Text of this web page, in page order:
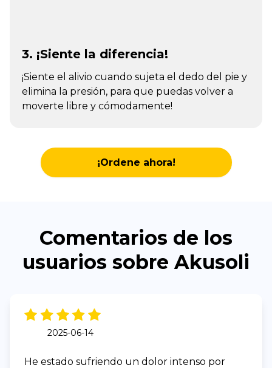
3. ¡Siente la diferencia!
¡Siente el alivio cuando sujeta el dedo del pie y
elimina la presión, para que puedas volver a
moverte libre y cómodamente!
¡Ordene ahora!
Comentarios de los
usuarios sobre Akusoli
2025-06-14
He estado sufriendo un dolor intenso por